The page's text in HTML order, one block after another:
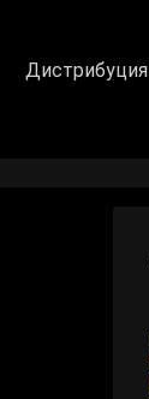
Дистрибуция